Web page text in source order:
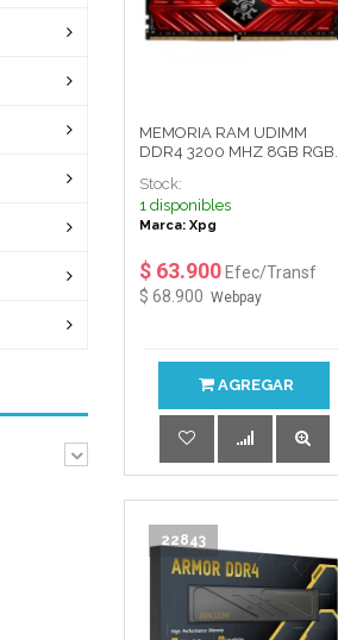
MEMORIA RAM UDIMM
DDR4 3200 MHZ 8GB RGB
Stock:
1 disponibles
Marca: Xpg
$ 63.900 Efec/Transf
$ 68.900 Webpay
AGREGAR
22843